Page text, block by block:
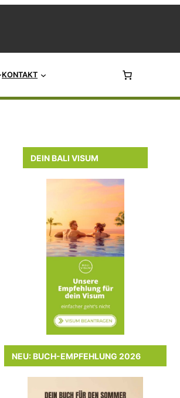
KONTAKT
DEIN BALI VISUM
NEU: BUCH-EMPFEHLUNG 2026